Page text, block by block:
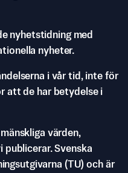
nyhetstidning med
nyheter.
i vår tid, inte för
att de har betydelse i
värden,
Svenska
(TU) och är